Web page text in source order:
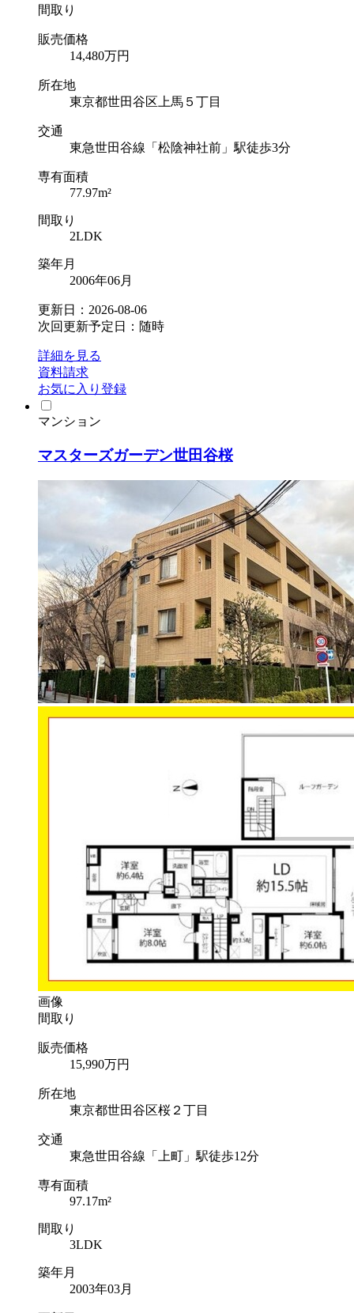
間取り
販売価格
14,480万円
所在地
東京都世田谷区上馬５丁目
交通
東急世田谷線「松陰神社前」駅徒歩3分
専有面積
77.97m²
間取り
2LDK
築年月
2006年06月
更新日：2026-08-06
次回更新予定日：随時
詳細を見る
資料請求
お気に入り登録
マンション
マスターズガーデン世田谷桜
画像
間取り
販売価格
15,990万円
所在地
東京都世田谷区桜２丁目
交通
東急世田谷線「上町」駅徒歩12分
専有面積
97.17m²
間取り
3LDK
築年月
2003年03月